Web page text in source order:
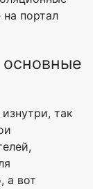
портал
так
а вот